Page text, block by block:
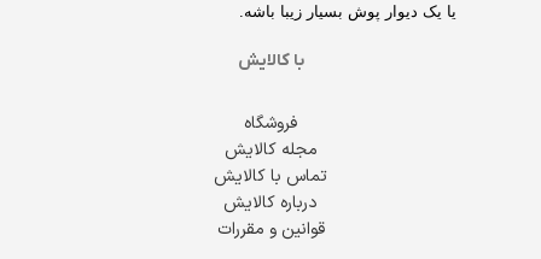
یا یک دیوار پوش بسیار زیبا باشه.
با کالایش
فروشگاه
مجله کالایش
تماس با کالایش
درباره کالایش
قوانین و مقررات